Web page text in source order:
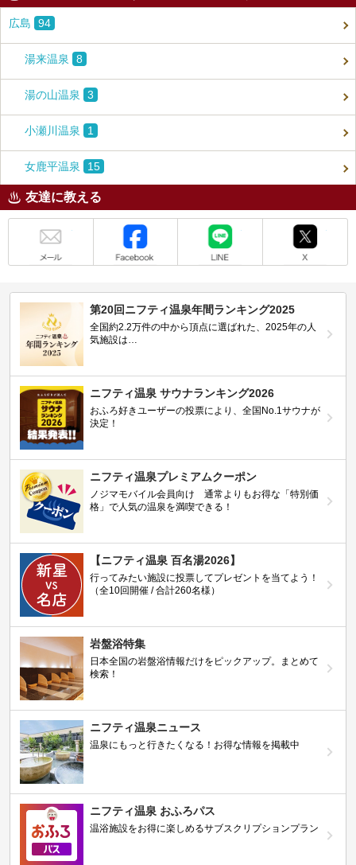
広島 94
湯来温泉 8
湯の山温泉 3
小瀬川温泉 1
女鹿平温泉 15
友達に教える
第20回ニフティ温泉年間ランキング2025
全国約2.2万件の中から頂点に選ばれた、2025年の人
気施設は…
ニフティ温泉 サウナランキング2026
おふろ好きユーザーの投票により、全国No.1サウナが
決定！
ニフティ温泉プレミアムクーポン
ノジマモバイル会員向け 通常よりもお得な「特別価
格」で人気の温泉を満喫できる！
【ニフティ温泉 百名湯2026】
行ってみたい施設に投票してプレゼントを当てよう！
（全10回開催 / 合計260名様）
岩盤浴特集
日本全国の岩盤浴情報だけをピックアップ。まとめて
検索！
ニフティ温泉ニュース
温泉にもっと行きたくなる！お得な情報を掲載中
ニフティ温泉 おふろパス
温浴施設をお得に楽しめるサブスクリプションプラン